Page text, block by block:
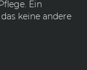
Ein
keine andere